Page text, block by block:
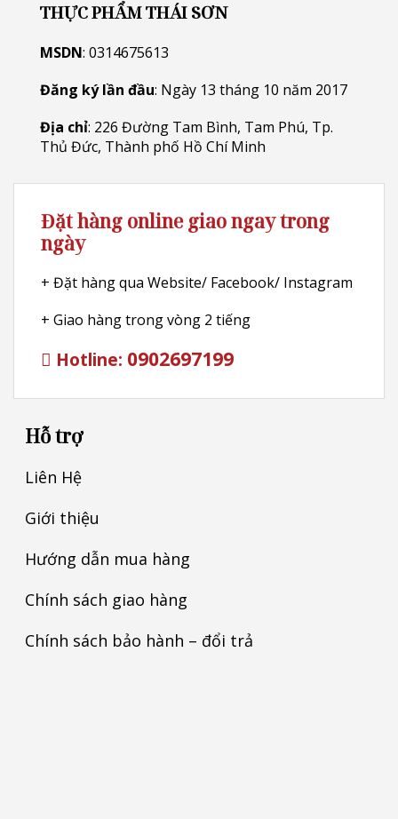
THỰC PHẨM THÁI SƠN
MSDN: 0314675613
Đăng ký lần đầu: Ngày 13 tháng 10 năm 2017
Địa chỉ: 226 Đường Tam Bình, Tam Phú, Tp.
Thủ Đức, Thành phố Hồ Chí Minh
Đặt hàng online giao ngay trong
ngày
+ Đặt hàng qua Website/ Facebook/ Instagram
+ Giao hàng trong vòng 2 tiếng
Hotline: 0902697199
Hỗ trợ
Liên Hệ
Giới thiệu
Hướng dẫn mua hàng
Chính sách giao hàng
Chính sách bảo hành – đổi trả